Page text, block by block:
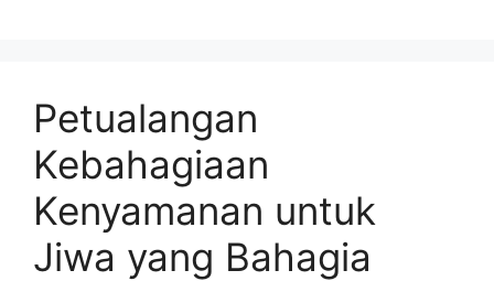
Petualangan
Kebahagiaan
Kenyamanan untuk
Jiwa yang Bahagia